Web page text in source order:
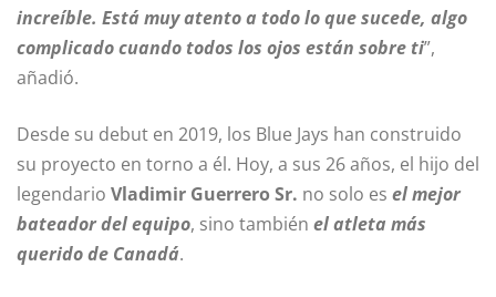
increíble. Está muy atento a todo lo que sucede, algo
complicado cuando todos los ojos están sobre ti”,
añadió.
Desde su debut en 2019, los Blue Jays han construido
su proyecto en torno a él. Hoy, a sus 26 años, el hijo del
legendario Vladimir Guerrero Sr. no solo es el mejor
bateador del equipo, sino también el atleta más
querido de Canadá.